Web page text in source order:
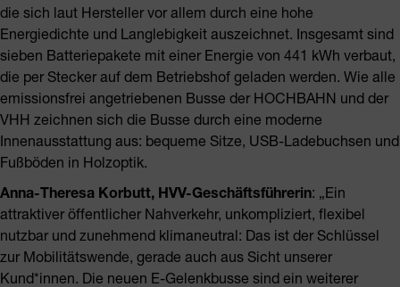
die sich laut Hersteller vor allem durch eine hohe
Energiedichte und Langlebigkeit auszeichnet. Insgesamt sind
sieben Batteriepakete mit einer Energie von 441 kWh verbaut,
die per Stecker auf dem Betriebshof geladen werden. Wie alle
emissionsfrei angetriebenen Busse der HOCHBAHN und der
VHH zeichnen sich die Busse durch eine moderne
Innenausstattung aus: bequeme Sitze, USB-Ladebuchsen und
Fußböden in Holzoptik.
Anna-Theresa Korbutt, HVV-Geschäftsführerin: „Ein
attraktiver öffentlicher Nahverkehr, unkompliziert, flexibel
nutzbar und zunehmend klimaneutral: Das ist der Schlüssel
zur Mobilitätswende, gerade auch aus Sicht unserer
Kund*innen. Die neuen E-Gelenkbusse sind ein weiterer